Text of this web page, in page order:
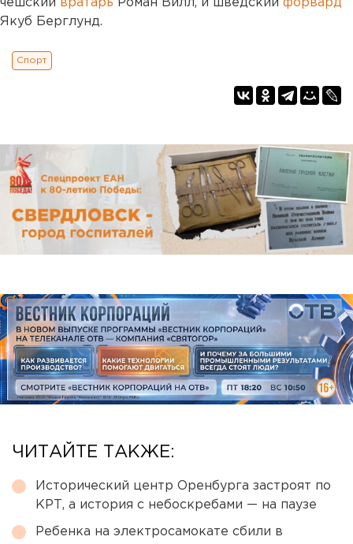
чешский вратарь Роман Вилл, и шведский форвард
Якуб Берглунд.
Спорт
ЧИТАЙТЕ ТАКЖЕ:
Исторический центр Оренбурга застроят по
КРТ, а история с небоскребами — на паузе
Ребенка на электросамокате сбили в